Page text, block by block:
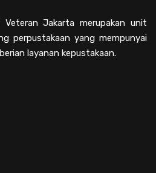
Veteran Jakarta merupakan unit
perpustakaan yang mempunyai
layanan kepustakaan.